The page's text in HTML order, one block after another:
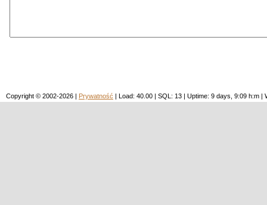
Copyright © 2002-2026 | Prywatność | Load: 40.00 | SQL: 13 | Uptime: 9 days, 9:09 h:m